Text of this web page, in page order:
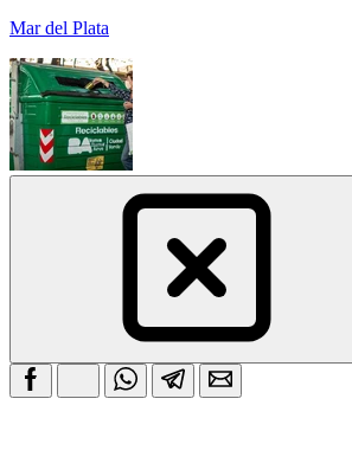
Mar del Plata